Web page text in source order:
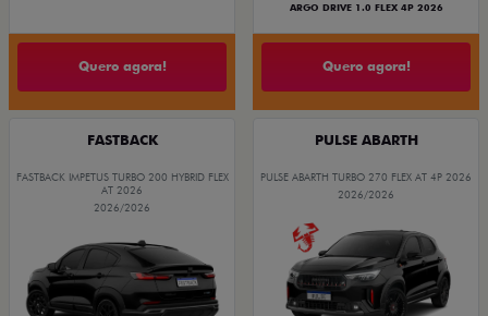
Quero agora!
ARGO DRIVE 1.0 FLEX 4P 2026
Quero agora!
FASTBACK
FASTBACK IMPETUS TURBO 200 HYBRID FLEX
AT 2026
2026/2026
PULSE ABARTH
PULSE ABARTH TURBO 270 FLEX AT 4P 2026
2026/2026